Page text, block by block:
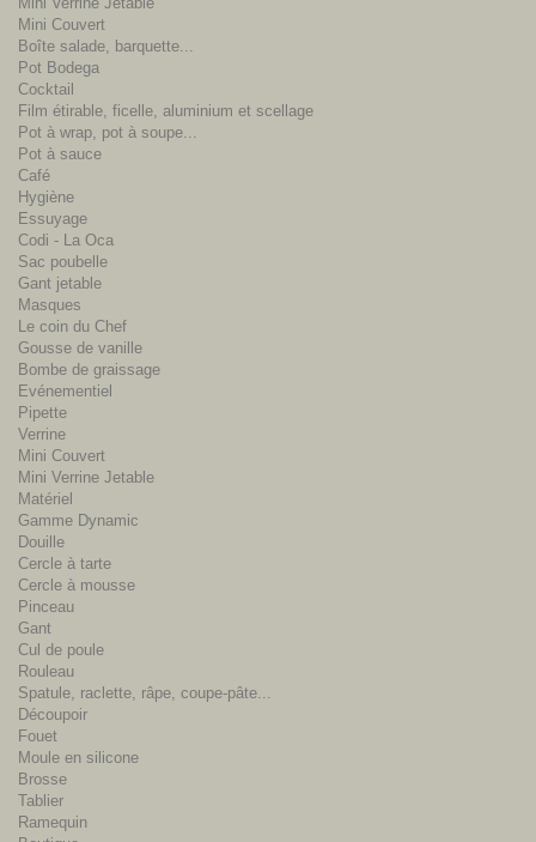
Mini Couvert
Boîte salade, barquette...
Pot Bodega
Cocktail
Film étirable, ficelle, aluminium et scellage
Pot à wrap, pot à soupe...
Pot à sauce
Café
Hygiène
Essuyage
Codi - La Oca
Sac poubelle
Gant jetable
Masques
Le coin du Chef
Gousse de vanille
Bombe de graissage
Evénementiel
Pipette
Verrine
Mini Couvert
Mini Verrine Jetable
Matériel
Gamme Dynamic
Douille
Cercle à tarte
Cercle à mousse
Pinceau
Gant
Cul de poule
Rouleau
Spatule, raclette, râpe, coupe-pâte...
Découpoir
Fouet
Moule en silicone
Brosse
Tablier
Ramequin